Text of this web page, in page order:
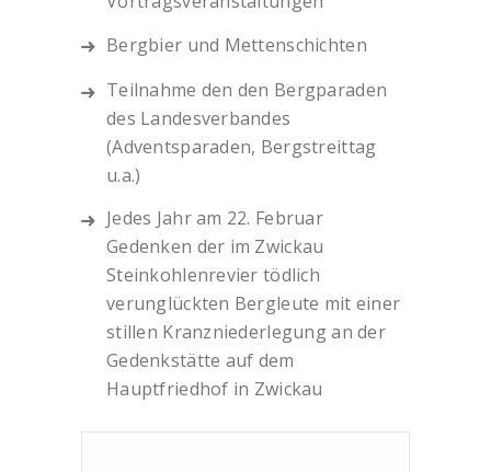
Bergbier und Mettenschichten
Teilnahme den den Bergparaden
des Landesverbandes
(Adventsparaden, Bergstreittag
u.a.)
Jedes Jahr am 22. Februar
Gedenken der im Zwickau
Steinkohlenrevier tödlich
verunglückten Bergleute mit einer
stillen Kranzniederlegung an der
Gedenkstätte auf dem
Hauptfriedhof in Zwickau